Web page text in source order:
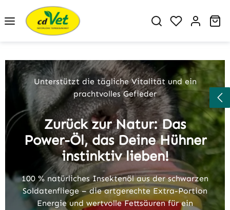
Zum Hauptinhalt springen
Du hast 0
Slider überspringen
Unterstützt die tägliche Vitalität und ein
prachtvolles Gefieder
Zurück zur Natur: Das
Power-Öl, das Deine Hühner
instinktiv lieben!
100 % natürliches Insektenöl aus der schwarzen
Soldatenfliege – die artgerechte Extra-Portion
Energie und wertvolle Fettsäuren für ein
Jetzt Fit-BARF InsektenÖl entdecken